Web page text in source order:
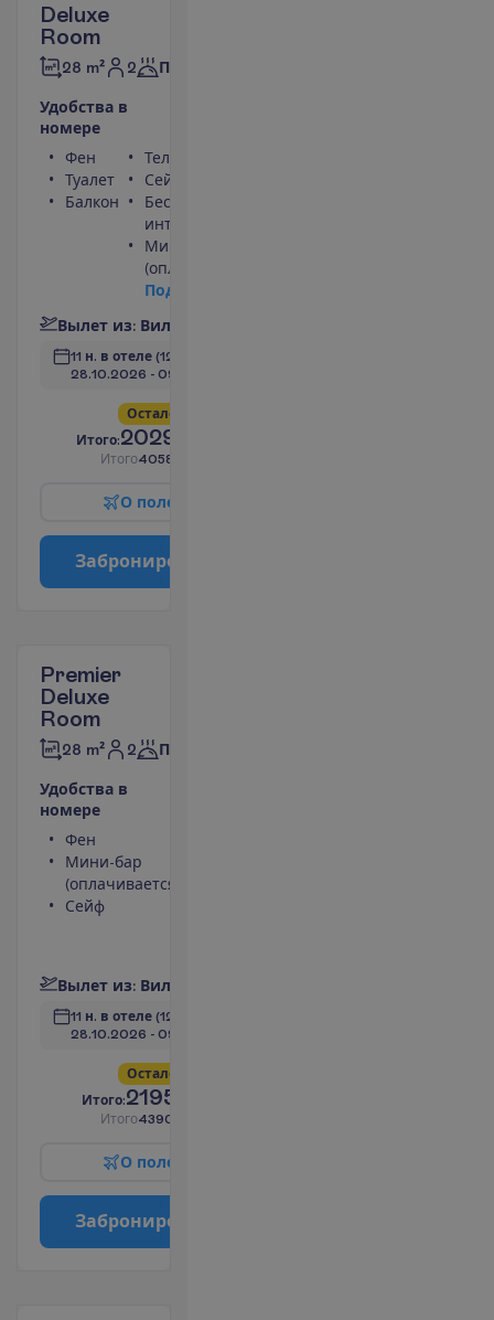
Deluxe
Room
28 m² 2 Полупансион
Удобства в
номере
Фен
Туалет
Балкон
Телевизор
Сейф
Беспроводной
интернет
Мини-бар
(оплачивается)
Под
Вылет из: Вил
11 н. в отеле (12 н. всего)
28.10.2026 - 09.11.2026
Остало
Итого:2029.00
Итого4058.00
О поле
Заброниро
Premier
Deluxe
Room
28 m² 2 Полупансион
Удобства в
номере
Фен
Мини-бар
(оплачивается)
Сейф
Вылет из: Вил
11 н. в отеле (12 н. всего)
28.10.2026 - 09.11.2026
Остало
Итого:2195.00
Итого4390.00
О поле
Заброниро